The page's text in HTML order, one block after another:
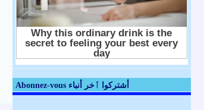
Abonnez-vous أشتركوا ٱخر أنباء